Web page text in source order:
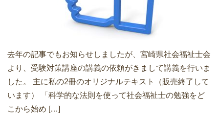
去年の記事でもお知らせしましたが、宮崎県社会福祉士会
より、受験対策講座の講義の依頼がきまして講義を行いま
した。 主に私の2冊のオリジナルテキスト（販売終了して
います） 「科学的な法則を使って社会福祉士の勉強をど
こから始め […]